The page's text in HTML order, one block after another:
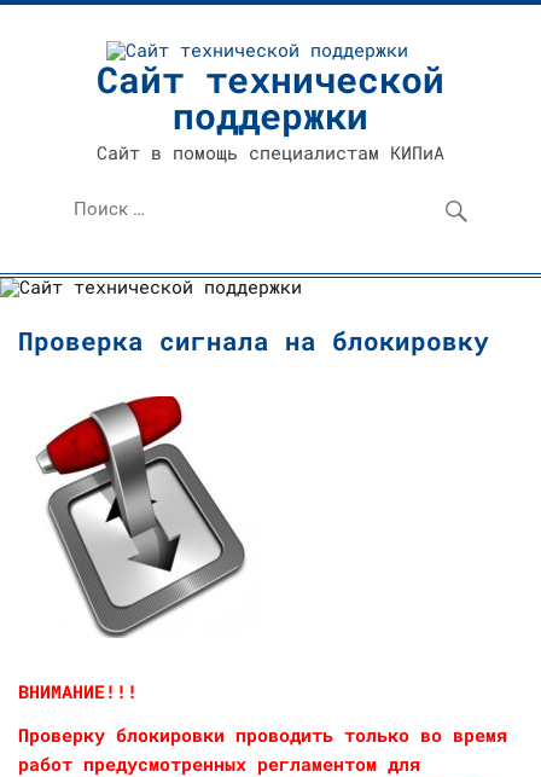
Перейти
содержимому
Сайт технической
поддержки
Сайт в помощь специалистам КИПиА
Проверка сигнала на блокировку
ВНИМАНИЕ!!!
Проверку блокировки проводить только во время
работ предусмотренных регламентом для